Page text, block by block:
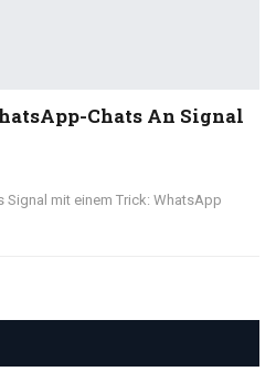
Chats An Signal
Signal mit einem Trick: WhatsApp